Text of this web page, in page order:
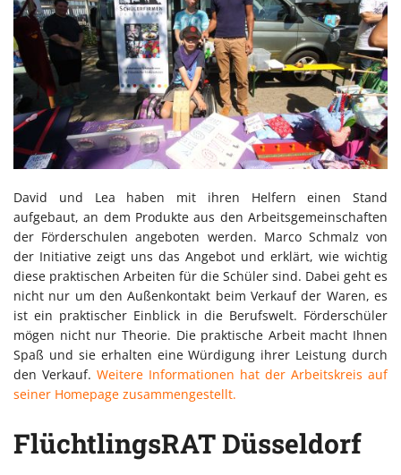
David und Lea haben mit ihren Helfern einen Stand
aufgebaut, an dem Produkte aus den Arbeitsgemeinschaften
der Förderschulen angeboten werden. Marco Schmalz von
der Initiative zeigt uns das Angebot und erklärt, wie wichtig
diese praktischen Arbeiten für die Schüler sind. Dabei geht es
nicht nur um den Außenkontakt beim Verkauf der Waren, es
ist ein praktischer Einblick in die Berufswelt. Förderschüler
mögen nicht nur Theorie. Die praktische Arbeit macht Ihnen
Spaß und sie erhalten eine Würdigung ihrer Leistung durch
den Verkauf. Weitere Informationen hat der Arbeitskreis auf
seiner Homepage zusammengestellt.
FlüchtlingsRAT Düsseldorf